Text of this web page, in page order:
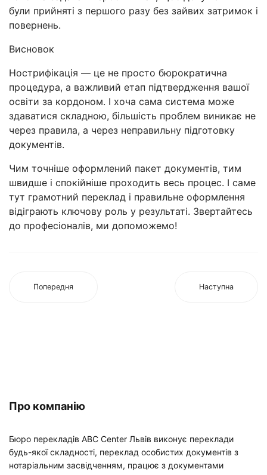
були прийняті з першого разу без зайвих затримок і
повернень.
Висновок
Нострифікація — це не просто бюрократична
процедура, а важливий етап підтвердження вашої
освіти за кордоном. І хоча сама система може
здаватися складною, більшість проблем виникає не
через правила, а через неправильну підготовку
документів.
Чим точніше оформлений пакет документів, тим
швидше і спокійніше проходить весь процес. І саме
тут грамотний переклад і правильне оформлення
відіграють ключову роль у результаті. Звертайтесь
до професіоналів, ми допоможемо!
Попередня Наступна
Про компанію
Бюро перекладів ABC Center Львів виконує переклади
будь-якої складності, переклад особистих документів з
нотаріальним засвідченням, працює з документами